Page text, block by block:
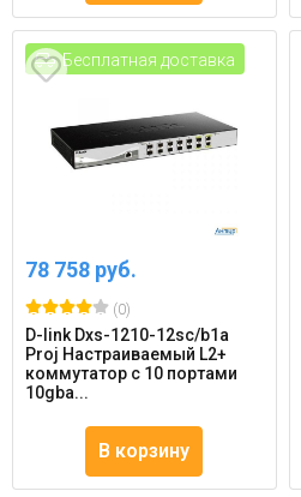
Бесплатная доставка
78 758 руб.
(0)
D-link Dxs-1210-12sc/b1a
Proj Настраиваемый L2+
коммутатор с 10 портами
10gba...
В корзину